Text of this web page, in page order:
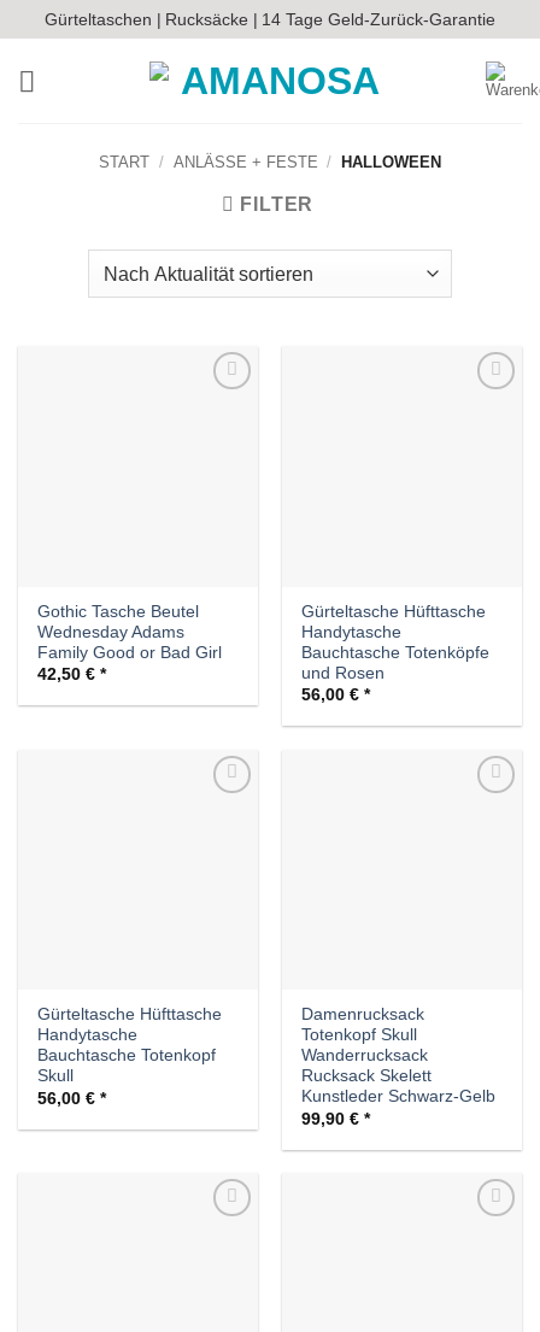
Inhalt
springen
Gürteltaschen | Rucksäcke | 14 Tage Geld-Zurück-Garantie
START / ANLÄSSE + FESTE / HALLOWEEN
FILTER
Gothic Tasche Beutel
Wednesday Adams
Family Good or Bad Girl
42,50€
Gürteltasche Hüfttasche
Handytasche
Bauchtasche Totenköpfe
und Rosen
56,00€
Gürteltasche Hüfttasche
Handytasche
Bauchtasche Totenkopf
Skull
56,00€
Damenrucksack
Totenkopf Skull
Wanderrucksack
Rucksack Skelett
Kunstleder Schwarz-Gelb
99,90€